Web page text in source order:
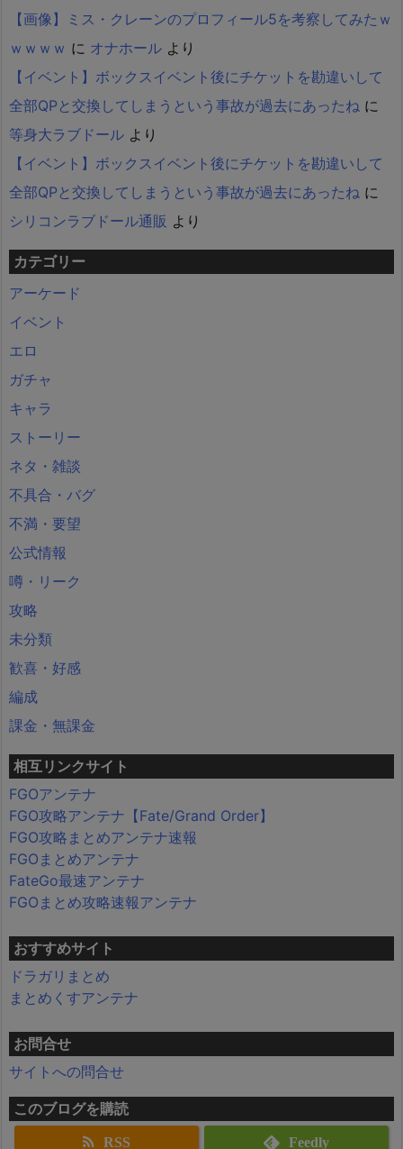
【画像】ミス・クレーンのプロフィール5を考察してみたｗ
ｗｗｗｗ に オナホール より
【イベント】ボックスイベント後にチケットを勘違いして
全部QPと交換してしまうという事故が過去にあったね に
等身大ラブドール より
【イベント】ボックスイベント後にチケットを勘違いして
全部QPと交換してしまうという事故が過去にあったね に
シリコンラブドール通販 より
カテゴリー
アーケード
イベント
エロ
ガチャ
キャラ
ストーリー
ネタ・雑談
不具合・バグ
不満・要望
公式情報
噂・リーク
攻略
未分類
歓喜・好感
編成
課金・無課金
相互リンクサイト
FGOアンテナ
FGO攻略アンテナ【Fate/Grand Order】
FGO攻略まとめアンテナ速報
FGOまとめアンテナ
FateGo最速アンテナ
FGOまとめ攻略速報アンテナ
おすすめサイト
ドラガリまとめ
まとめくすアンテナ
お問合せ
サイトへの問合せ
このブログを購読
RSS Feedly